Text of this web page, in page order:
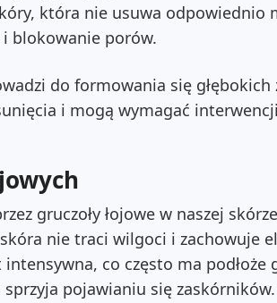
która nie usuwa odpowiednio
blokowanie porów.
do formowania się
i mogą wymagać
gruczoły łojowe w naszej
nie traci wilgoci i zachowuje
co często ma podłoże
pojawianiu się